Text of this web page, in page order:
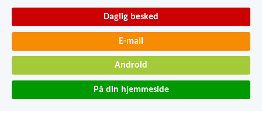
Daglig besked
E-mail
Android
På din hjemmeside